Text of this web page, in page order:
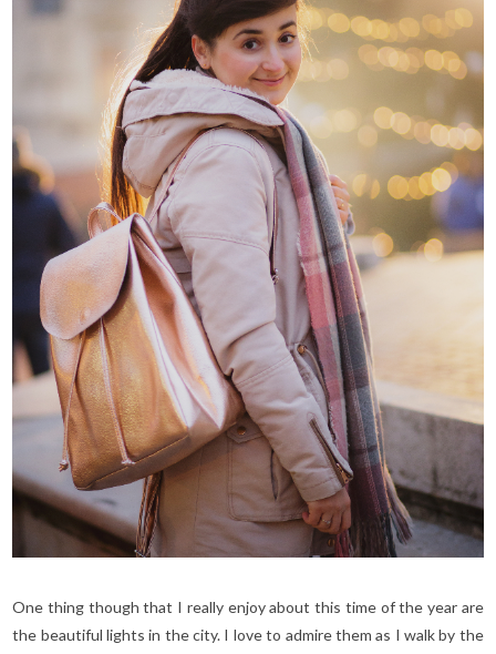
One thing though that I really enjoy about this time of the year are
the beautiful lights in the city. I love to admire them as I walk by the